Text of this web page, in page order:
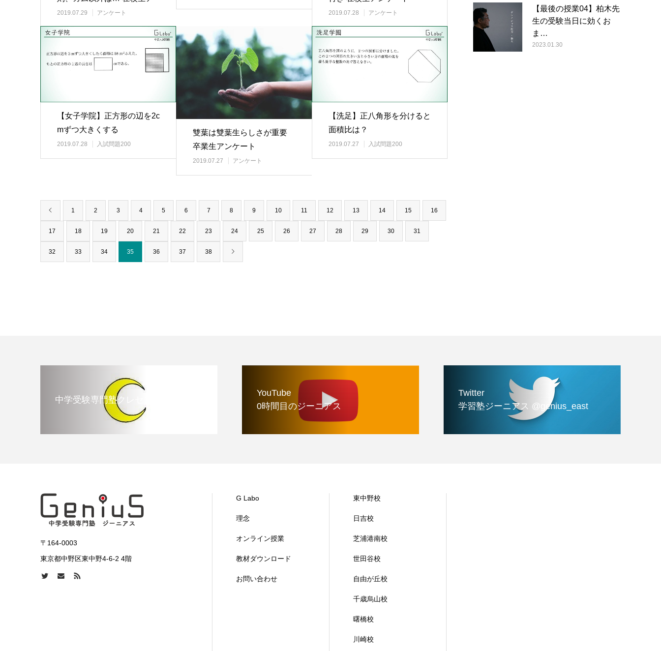
ンケート
2019.07.29 アンケート 2019.07.28 アンケート
【女子学院】正方形の辺を2c
mずつ大きくする
2019.07.28 入試問題200
雙葉は雙葉生らしさが重要
卒業生アンケート
2019.07.27 アンケート
【洗足】正八角形を分けると
面積比は？
2019.07.27 入試問題200
1 2 3 4 5 6 7 8 9 10 11 12 13 14 15 16
17 18 19 20 21 22 23 24 25 26 27 28 29 30 31
32 33 34 35 36 37 38
【最後の授業04】柏木先
生の受験当日に効くお
ま…
2023.01.30
中学受験専門塾クレセント
YouTube
0時間目のジーニアス
Twitter
学習塾ジーニアス @genius_east
〒164-0003
東京都中野区東中野4-6-2 4階
G Labo
理念
オンライン授業
教材ダウンロード
お問い合わせ
東中野校
日吉校
芝浦港南校
世田谷校
自由が丘校
千歳烏山校
曙橋校
川崎校